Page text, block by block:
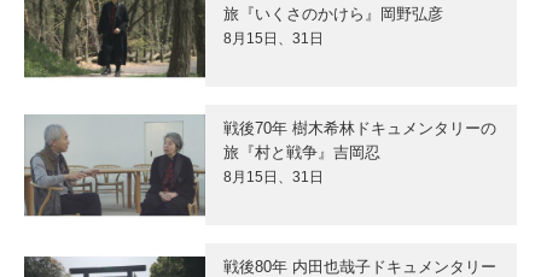
旅『いくさのかけら』岡野弘彦
8月15日、31日
戦後70年 樹木希林ドキュメンタリーの
旅『村と戦争』吉岡忍
8月15日、31日
戦後80年 内田也哉子ドキュメンタリー